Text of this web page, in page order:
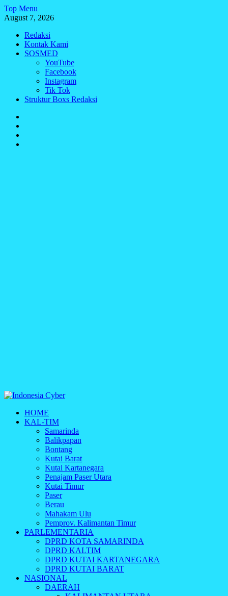
Skip
to
Top Menu
August 7, 2026
Redaksi
Kontak Kami
SOSMED
YouTube
Facebook
Instagram
Tik Tok
Struktur Boxs Redaksi
Indonesia Cyber
Media Cetak, Online & Streaming
HOME
KAL-TIM
Samarinda
Balikpapan
Bontang
Kutai Barat
Kutai Kartanegara
Penajam Paser Utara
Kutai Timur
Paser
Berau
Mahakam Ulu
Pemprov. Kalimantan Timur
PARLEMENTARIA
DPRD KOTA SAMARINDA
DPRD KALTIM
DPRD KUTAI KARTANEGARA
DPRD KUTAI BARAT
NASIONAL
DAERAH